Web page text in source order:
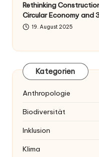
Rethinking
Circular Economy and
19. August 2025
Kategorien
Anthropologie
Biodiversität
Inklusion
Klima